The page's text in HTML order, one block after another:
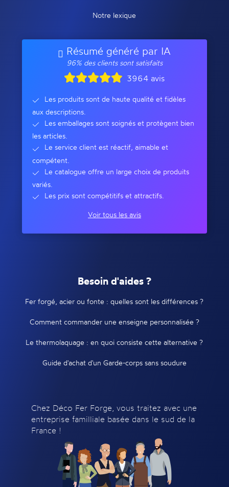
Notre lexique
Résumé généré par IA
96% des clients sont satisfaits
3964 avis
Les produits sont de haute qualité et fidèles
aux descriptions.
Les emballages sont soignés et protègent bien
les articles.
Le service client est réactif, aimable et
compétent.
Le catalogue offre un large choix de produits
variés.
Les prix sont compétitifs et attractifs.
Voir tous les avis
Besoin d'aides ?
Fer forgé, acier ou fonte : quelles sont les différences ?
Comment commander une enseigne personnalisée ?
Le thermolaquage : en quoi consiste cette alternative ?
Guide d'achat d'un Garde-corps sans soudure
Chez Déco Fer Forge, vous traitez avec une
entreprise familliale basée dans le sud de la
France !